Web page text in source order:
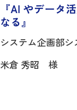
『AI やデータ
なる』
システム企画部
米倉 秀昭 様